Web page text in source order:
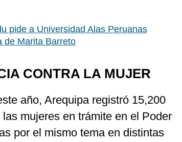
pide a Universidad Alas Peruanas
de Marita Barreto
CONTRA LA MUJER
año, Arequipa registró 15,200
mujeres en trámite en el Poder
por el mismo tema en distintas